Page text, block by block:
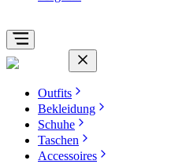
Outfits
Bekleidung
Schuhe
Taschen
Accessoires